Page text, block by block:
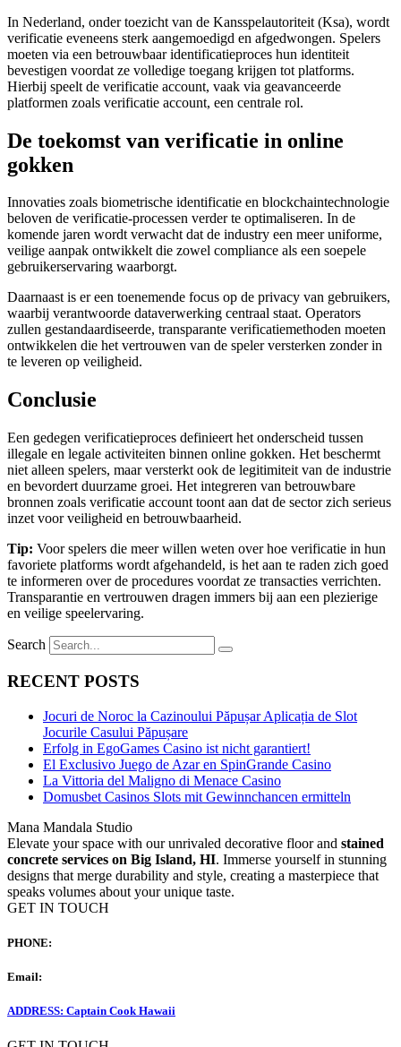
In Nederland, onder toezicht van de Kansspelautoriteit (Ksa), wordt
verificatie eveneens sterk aangemoedigd en afgedwongen. Spelers
moeten via een betrouwbaar identificatieproces hun identiteit
bevestigen voordat ze volledige toegang krijgen tot platforms.
Hierbij speelt de verificatie account, vaak via geavanceerde
platformen zoals verificatie account, een centrale rol.
De toekomst van verificatie in online
gokken
Innovaties zoals biometrische identificatie en blockchaintechnologie
beloven de verificatie-processen verder te optimaliseren. In de
komende jaren wordt verwacht dat de industry een meer uniforme,
veilige aanpak ontwikkelt die zowel compliance als een soepele
gebruikerservaring waarborgt.
Daarnaast is er een toenemende focus op de privacy van gebruikers,
waarbij verantwoorde dataverwerking centraal staat. Operators
zullen gestandaardiseerde, transparante verificatiemethoden moeten
ontwikkelen die het vertrouwen van de speler versterken zonder in
te leveren op veiligheid.
Conclusie
Een gedegen verificatieproces definieert het onderscheid tussen
illegale en legale activiteiten binnen online gokken. Het beschermt
niet alleen spelers, maar versterkt ook de legitimiteit van de industrie
en bevordert duurzame groei. Het integreren van betrouwbare
bronnen zoals verificatie account toont aan dat de sector zich serieus
inzet voor veiligheid en betrouwbaarheid.
Tip: Voor spelers die meer willen weten over hoe verificatie in hun
favoriete platforms wordt afgehandeld, is het aan te raden zich goed
te informeren over de procedures voordat ze transacties verrichten.
Transparantie en vertrouwen dragen immers bij aan een plezierige
en veilige speelervaring.
Search
RECENT POSTS
Jocuri de Noroc la Cazinoului Păpușar Aplicația de Slot
Jocurile Casului Păpușare
Erfolg in EgoGames Casino ist nicht garantiert!
El Exclusivo Juego de Azar en SpinGrande Casino
La Vittoria del Maligno di Menace Casino
Domusbet Casinos Slots mit Gewinnchancen ermitteln
Mana Mandala Studio
Elevate your space with our unrivaled decorative floor and stained
concrete services on Big Island, HI. Immerse yourself in stunning
designs that merge durability and style, creating a masterpiece that
speaks volumes about your unique taste.
GET IN TOUCH
PHONE:
Email:
ADDRESS: Captain Cook Hawaii